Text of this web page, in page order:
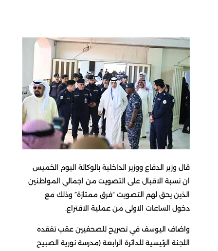
قال وزير الدفاع ووزير الداخلية بالوكالة اليوم الخميس
ان نسبة الاقبال على التصويت من اجمالي المواطنين
الذين يحق لهم التصويت “فرق ممتازة” وذلك مع
دخول الساعات الاولى من عملية الاقتراع.
واضاف اليوسف في تصريح للصحفيين عقب تفقده
اللجنة الرئيسية للدائرة الرابعة (مدرسة نورية الصبيح